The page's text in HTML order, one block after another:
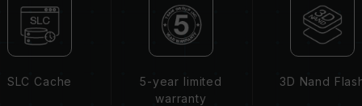
SLC Cache
5-year limited
warranty
3D Nand